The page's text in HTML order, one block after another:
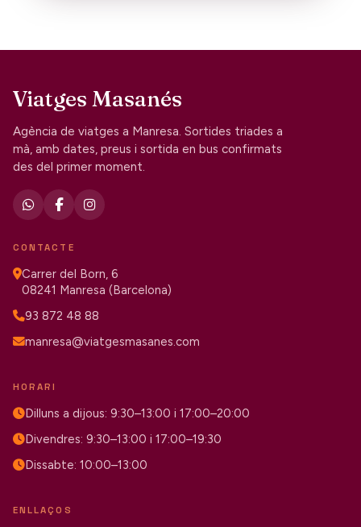
Viatges Masanés
Agència de viatges a Manresa. Sortides triades a
mà, amb dates, preus i sortida en bus confirmats
des del primer moment.
CONTACTE
Carrer del Born, 6
08241 Manresa (Barcelona)
93 872 48 88
manresa@viatgesmasanes.com
HORARI
Dilluns a dijous: 9:30–13:00 i 17:00–20:00
Divendres: 9:30–13:00 i 17:00–19:30
Dissabte: 10:00–13:00
ENLLAÇOS